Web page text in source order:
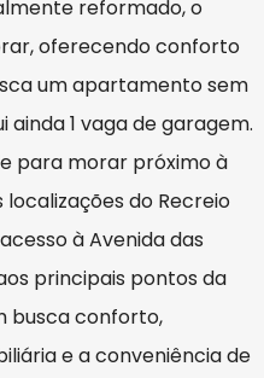
reformado, o
oferecendo conforto
um apartamento sem
ainda 1 vaga de garagem.
para morar próximo à
do Recreio
à Avenida das
principais pontos da
busca conforto,
e a conveniência de